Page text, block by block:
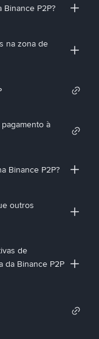
P2P?
na zona de
à
Binance P2P?
outros
de
da Binance P2P